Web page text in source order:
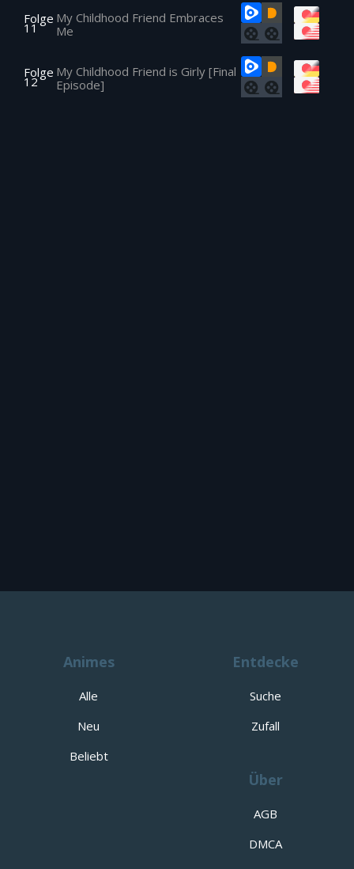
Folge
11
My Childhood Friend Embraces
Me
Folge
12
My Childhood Friend is Girly [Final
Episode]
Animes
Alle
Neu
Beliebt
Entdecke
Suche
Zufall
Über
AGB
DMCA